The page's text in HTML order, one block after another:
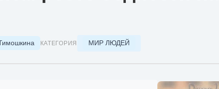
КАТЕГОРИЯ МИР ЛЮДЕЙ